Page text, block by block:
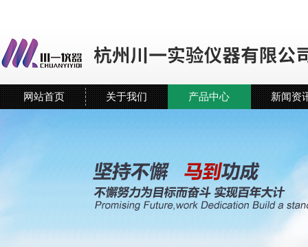
网站首页 关于我们 产品中心 新闻资